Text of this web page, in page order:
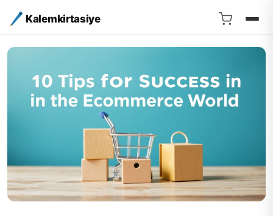
Kalemkirtasiye